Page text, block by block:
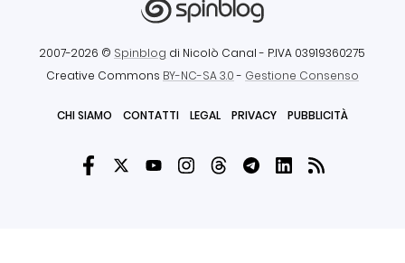
2007-2026 © Spinblog di Nicolò Canal - P.IVA 03919360275
Creative Commons BY-NC-SA 3.0- Gestione Consenso
CHI SIAMO CONTATTI LEGAL PRIVACY PUBBLICITÀ